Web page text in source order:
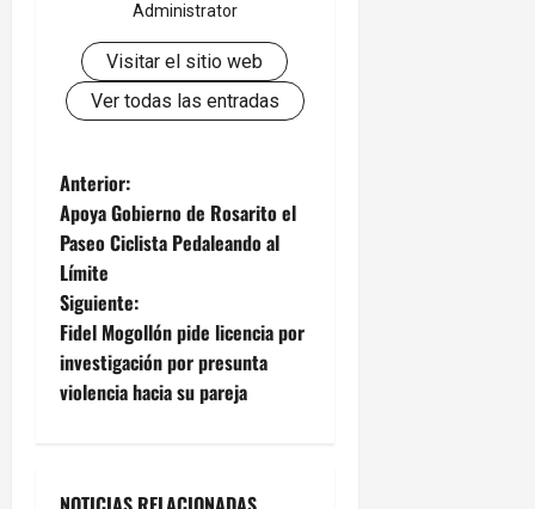
Administrator
Visitar el sitio web
Ver todas las entradas
N
a
v
e
g
c
Anterior:
Apoya Gobierno de Rosarito el
Paseo Ciclista Pedaleando al
Límite
Siguiente:
Fidel Mogollón pide licencia por
investigación por presunta
violencia hacia su pareja